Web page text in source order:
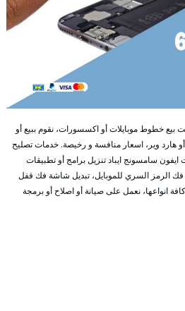
بيع خطوط موبايلات أو اكسسورات، نقوم ببيع أو
هارد وير، اسعار منافسة و رخيصة. خدمات تصليح
ايفون سامسونج ايباد تنزيل برامج أو تطبيقات
الرمز السري للموبايل، تبديل شاشة فك قفل
انواعها، نعمل على صيانة أو اصلاح أو برمجة